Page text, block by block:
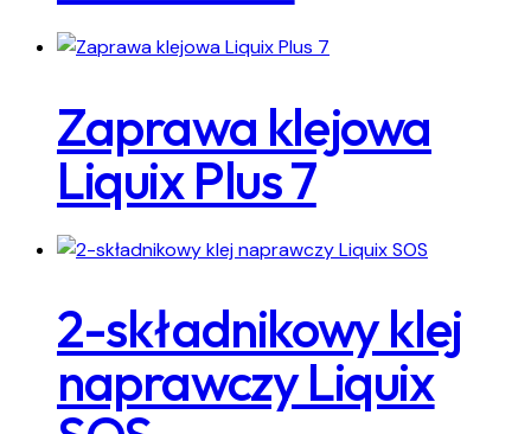
Zaprawa klejowa
Liquix Plus 7
2-składnikowy klej
naprawczy Liquix